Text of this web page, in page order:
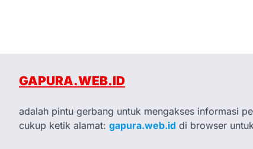
GAPURA.WEB.ID
adalah pintu gerbang untuk mengakses informasi
cukup ketik alamat: gapura.web.id di browser